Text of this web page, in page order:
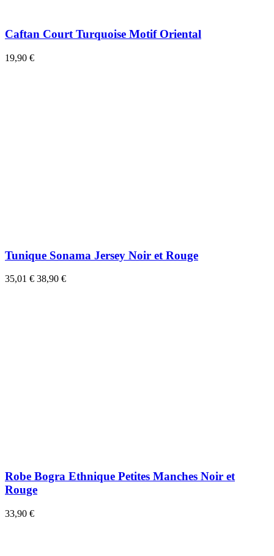
Caftan Court Turquoise Motif Oriental
19,90 €
Tunique Sonama Jersey Noir et Rouge
35,01 € 38,90 €
Robe Bogra Ethnique Petites Manches Noir et
Rouge
33,90 €